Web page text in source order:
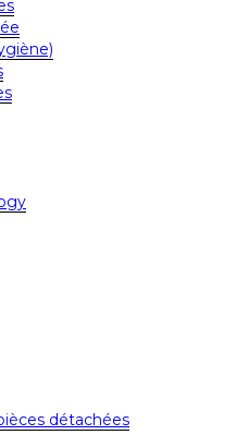
détachées